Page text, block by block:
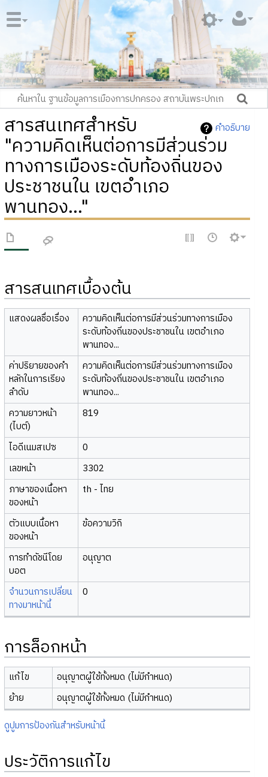
คำอธิบาย
สารสนเทศสำหรับ
"ความคิดเห็นต่อการมีส่วนร่วม
ทางการเมืองระดับท้องถิ่นของ
ประชาชนใน เขตอำเภอ
พานทอง..."
สารสนเทศเบื้องต้น
แสดงผลชื่อเรื่อง
ความคิดเห็นต่อการมีส่วนร่วมทางการเมือง
ระดับท้องถิ่นของประชาชนใน เขตอำเภอ
พานทอง...
ค่าปริยายของคำ
หลักในการเรียง
ลำดับ
ความคิดเห็นต่อการมีส่วนร่วมทางการเมือง
ระดับท้องถิ่นของประชาชนใน เขตอำเภอ
พานทอง...
ความยาวหน้า
(ไบต์)
819
ไอดีเนมสเปซ
0
เลขหน้า
3302
ภาษาของเนื้อหา
ของหน้า
th - ไทย
ตัวแบบเนื้อหา
ของหน้า
ข้อความวิกิ
การทำดัชนีโดย
บอต
อนุญาต
จำนวนการเปลี่ยน
ทางมาหน้านี้
0
การล็อกหน้า
แก้ไข
อนุญาตผู้ใช้ทั้งหมด (ไม่มีกำหนด)
ย้าย
อนุญาตผู้ใช้ทั้งหมด (ไม่มีกำหนด)
ดูปูมการป้องกันสำหรับหน้านี้
ประวัติการแก้ไข